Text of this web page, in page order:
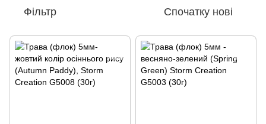
Фільтр Спочатку нові